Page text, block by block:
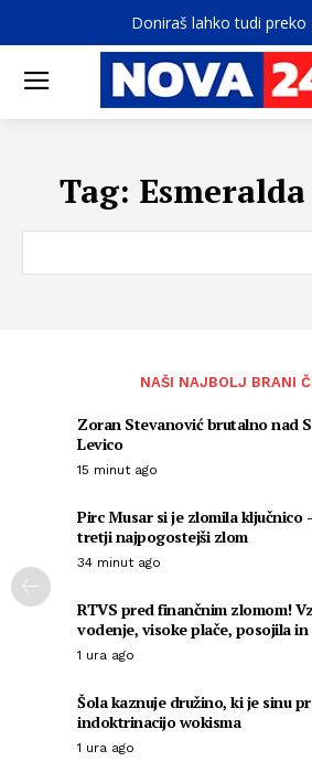
Doniraš lahko tudi preko
Tag:
NAŠI NAJBOLJ BRANI
Zoran Stevanović brutalno nad
Levico
15 minut ago
Pirc Musar si je zlomila ključnico
tretji najpogostejši zlom
34 minut ago
RTVS pred finančnim zlomom!
vodenje, visoke plače, posojila
1 ura ago
Šola kaznuje družino, ki je sinu
indoktrinacijo wokisma
1 ura ago